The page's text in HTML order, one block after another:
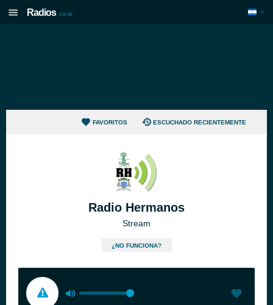
Radios .co.ni
FAVORITOS ESCUCHADO RECIENTEMENTE
Radio Hermanos
Stream
¿NO FUNCIONA?